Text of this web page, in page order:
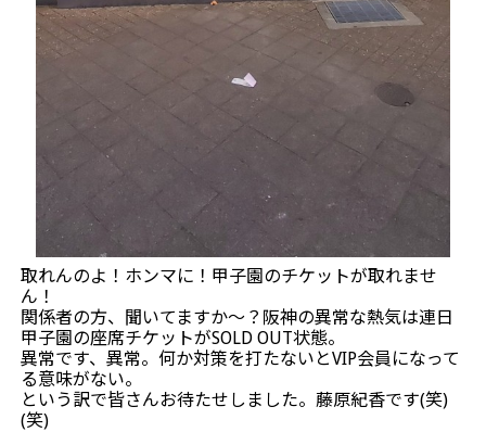
取れんのよ！ホンマに！甲子園のチケットが取れませ
ん！
関係者の方、聞いてますか～？阪神の異常な熱気は連日
甲子園の座席チケットがSOLD OUT状態。
異常です、異常。何か対策を打たないとVIP会員になって
る意味がない。
という訳で皆さんお待たせしました。藤原紀香です(笑)
(笑)